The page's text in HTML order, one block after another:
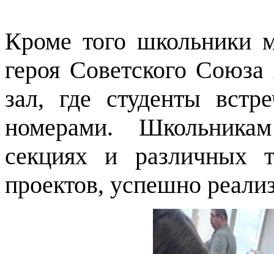
Кроме того школьники
героя Советского
зал, где студенты
номерами.
секциях и различных
проектов, успешно